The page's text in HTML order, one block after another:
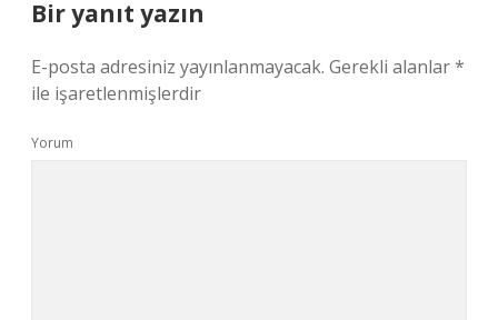
Bir yanıt yazın
E-posta adresiniz yayınlanmayacak. Gerekli alanlar*
ile işaretlenmişlerdir
Yorum